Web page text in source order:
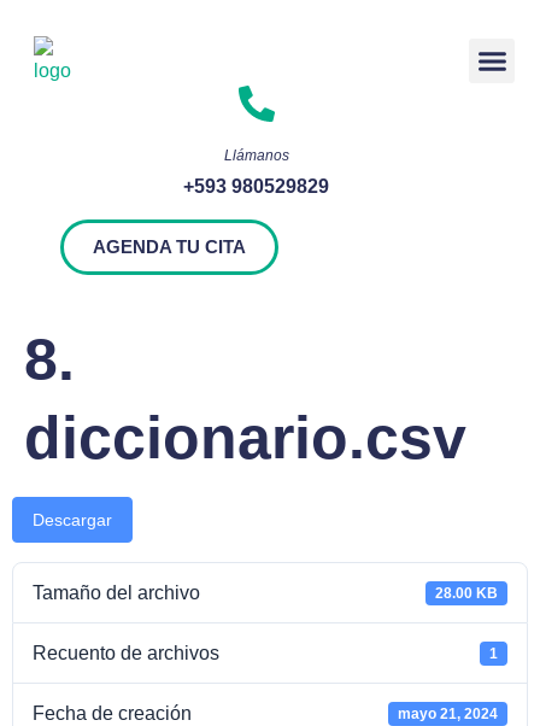
Llámanos
+593 980529829
AGENDA TU CITA
8.
diccionario.csv
Descargar
Tamaño del archivo 28.00 KB
Recuento de archivos 1
Fecha de creación mayo 21, 2024